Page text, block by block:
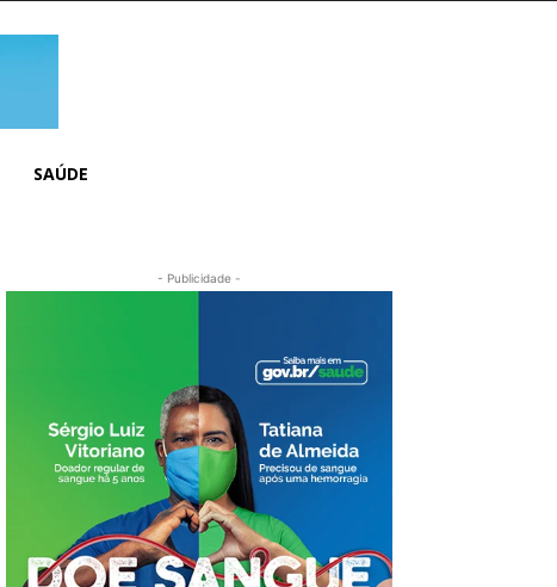
SAÚDE
- Publicidade -